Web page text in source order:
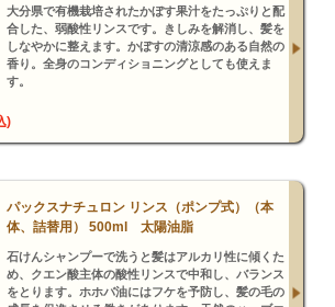
大分県で有機栽培されたかぼす果汁をたっぷりと配
合した、弱酸性リンスです。きしみを解消し、髪を
しなやかに整えます。かぼすの清涼感のある自然の
香り。全身のコンディショニングとしても使えま
す。
)
パックスナチュロン リンス（ポンプ式）（本
体、詰替用） 500ml 太陽油脂
石けんシャンプーで洗うと髪はアルカリ性に傾くた
め、クエン酸主体の酸性リンスで中和し、バランス
をとります。ホホバ油にはフケを予防し、髪の毛の